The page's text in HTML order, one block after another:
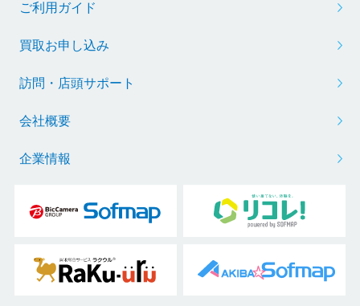
ご利用ガイド
買取お申し込み
訪問・店頭サポート
会社概要
企業情報